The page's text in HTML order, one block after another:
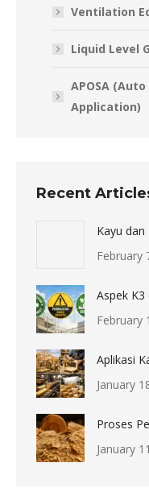
Ventilation
Liquid Level
APOSA
Application)
Recent
Kayu
February
Aspek
February
Aplikasi
January
Proses
January